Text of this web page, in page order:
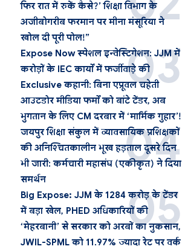
फिर रात में रुकें कैसे?’ शिक्षा विभाग के
अजीबोगरीब फरमान पर मीना मंसूरिया ने
खोल दी पूरी पोल!”
Expose Now स्पेशल इन्वेस्टिगेशन: JJM में
करोड़ों के IEC कार्यों में फर्जीवाड़े की
Exclusive कहानी: बिना एप्रूवल चहेती
आउटडोर मीडिया फर्मों को बांटे टेंडर, अब
भुगतान के लिए CM दरबार में ‘मार्मिक गुहार’!
जयपुर शिक्षा संकुल में व्यावसायिक प्रशिक्षकों
की अनिश्चितकालीन भूख हड़ताल दूसरे दिन
भी जारी: कर्मचारी महासंघ (एकीकृत) ने दिया
समर्थन
Big Expose: JJM के 1284 करोड़ के टेंडर
में बड़ा खेल, PHED अधिकारियों की
‘मेहरबानी’ से सरकार को अरबों का नुकसान,
JWIL-SPML को 11.97% ज्यादा रेट पर वर्क